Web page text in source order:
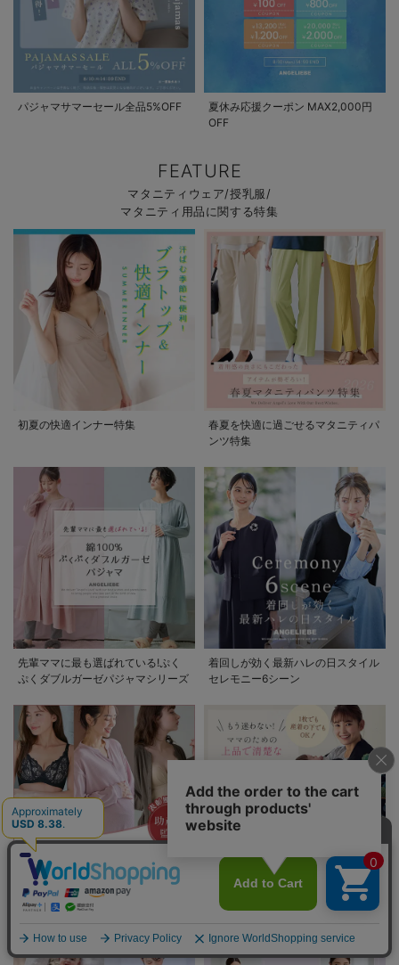
パジャマサマーセール全品5%OFF
夏休み応援クーポン MAX2,000円
OFF
FEATURE
マタニティウェア/授乳服/
マタニティ用品に関する特集
初夏の快適インナー特集
春夏を快適に過ごせるマタニティパ
ンツ特集
先輩ママに最も選ばれている!ぷく
ぷくダブルガーゼパジャマシリーズ
着回しが効く最新ハレの日スタイル
セレモニー6シーン
助産院監修シリーズ
もう迷わない!!ママのための上品で